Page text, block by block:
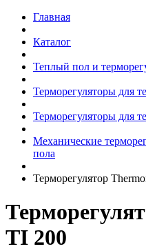
Главная
Каталог
Теплый пол и
Терморегуляторы для
Терморегуляторы для
Механические
пола
Терморегулятор
TI 200